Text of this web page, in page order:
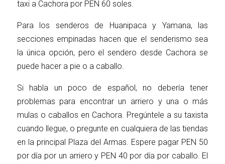
taxi a Cachora por PEN 60 soles.
Para los senderos de Huanipaca y Yamana, las
secciones empinadas hacen que el senderismo sea
la única opción, pero el sendero desde Cachora se
puede hacer a pie o a caballo.
Si habla un poco de español, no debería tener
problemas para encontrar un arriero y una o más
mulas o caballos en Cachora. Pregúntele a su taxista
cuando llegue, o pregunte en cualquiera de las tiendas
en la principal Plaza del Armas. Espere pagar PEN 50
por día por un arriero y PEN 40 por día por caballo. El